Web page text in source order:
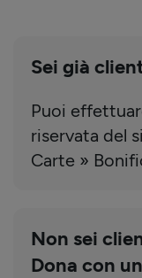
Sei già
Puoi
riservata del
Carte »
Non sei
Dona con